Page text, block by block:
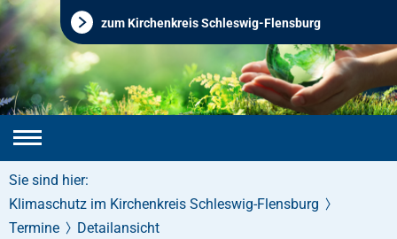
zum Kirchenkreis Schleswig-Flensburg
Sie sind hier:
Klimaschutz im Kirchenkreis Schleswig-Flensburg
Termine
Detailansicht